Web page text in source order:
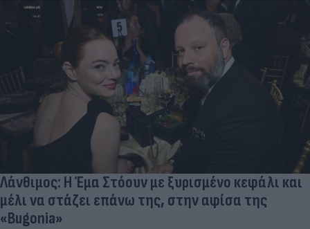
Λάνθιμος: Η Έμα Στόουν με ξυρισμένο κεφάλι και
μέλι να στάζει επάνω της, στην αφίσα της
«Bugonia»